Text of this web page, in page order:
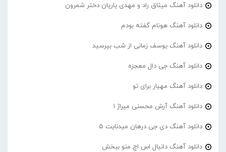
دانلود آهنگ میثاق راد و مهدی یاریان دختر شمرون
دانلود آهنگ هونام گفته بودم
دانلود آهنگ یوسف زمانی از شب بپرسید
دانلود آهنگ جی دال معجزه
دانلود آهنگ مهیار برای تو
دانلود آهنگ آرش محسنی میراژ 1
دانلود آهنگ دی جی درهان میدنایت 5
دانلود آهنگ دانیال اس اچ منو ببخش